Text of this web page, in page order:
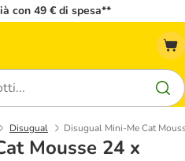
con 49 € di spesa**
Disugual Disugual Mini-Me Cat
Mousse 24 x